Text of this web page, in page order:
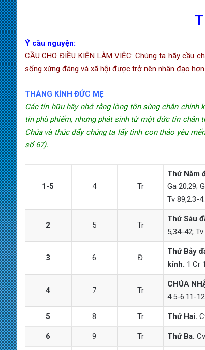
Ý cầu nguyện:
CẦU CHO ĐIỀU KIỆN LÀM VIỆC: Chúng ta hãy
sống xứng đáng và xã hội được trở nên nhân đạo hơn.
THÁNG KÍNH ĐỨC MẸ
Các tín hữu hãy nhớ rằng lòng tôn sùng chân
tin phù phiếm, nhưng phát sinh từ một đức tin chân
Chúa và thúc đẩy chúng ta lấy tình con thảo yêu
số 67).
1-5 4 Tr
Thứ Năm
Ga 20,29;
Tv 89,2.3-
2 5 Tr
Thứ Sáu
5,34-42;
3 6 Đ
Thứ Bảy
kính. 1 Cr
4 7 Tr
CHÚA
4.5-6.11-
5 8 Tr Thứ Hai.
6 9 Tr Thứ Ba.